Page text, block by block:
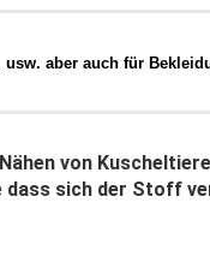
aber auch für
von
dass sich der Stoff